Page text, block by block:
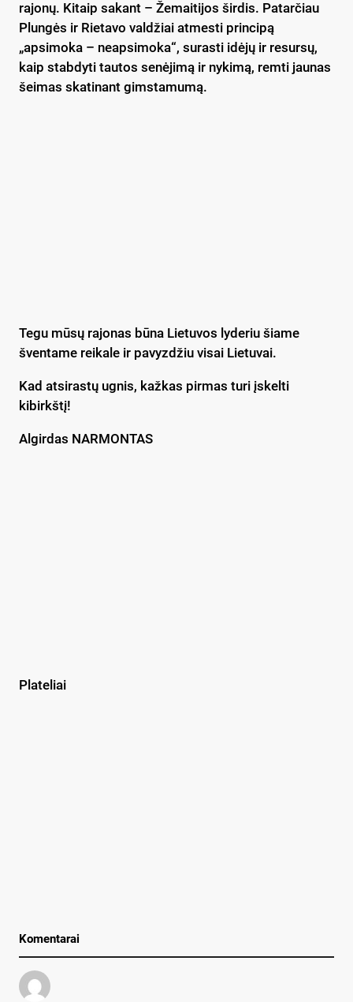
rajonų. Kitaip sakant – Žemaitijos širdis. Patarčiau
Plungės ir Rietavo valdžiai atmesti principą
„apsimoka – neapsimoka“, surasti idėjų ir resursų,
kaip stabdyti tautos senėjimą ir nykimą, remti jaunas
šeimas skatinant gimstamumą.
Tegu mūsų rajonas būna Lietuvos lyderiu šiame
šventame reikale ir pavyzdžiu visai Lietuvai.
Kad atsirastų ugnis, kažkas pirmas turi įskelti
kibirkštį!
Algirdas NARMONTAS
Plateliai
Komentarai